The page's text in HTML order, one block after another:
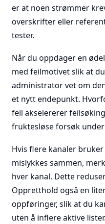
er at noen strømmer
overskrifter eller
tester.
Når du oppdager en
med feilmotivet slik at
administrator vet om
et nytt endepunkt.
feil akselererer
fruktesløse forsøk
Hvis flere kanaler
mislykkes sammen,
hver kanal. Dette
Oppretthold også en
oppføringer, slik at du
uten å inflere aktive lister.